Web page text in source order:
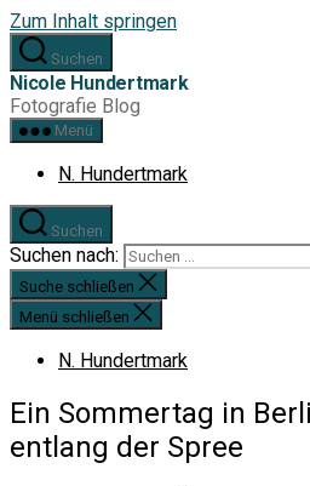
Zum Inhalt springen
Suchen
Nicole Hundertmark
Fotografie Blog
Menü
N. Hundertmark
Suchen
Suchen nach:
Suche schließen
Menü schließen
N. Hundertmark
Ein Sommertag in
entlang der Spree